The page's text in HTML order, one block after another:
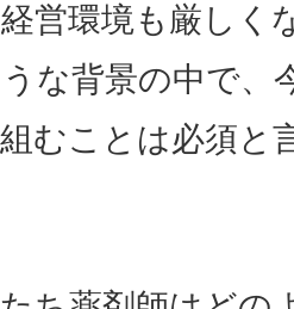
営環境も厳しく
な背景の中で、
むことは必須と